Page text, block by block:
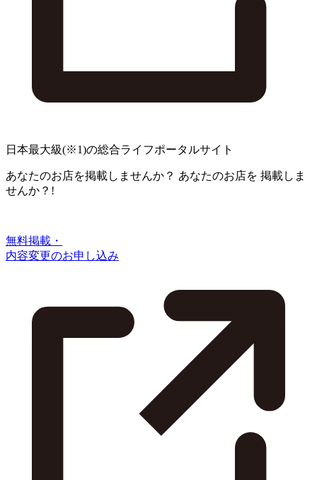
日本最大級(※1)の総合ライフポータルサイト
あなたのお店を掲載しませんか？ あなたのお店を 掲載しま
せんか？!
無料掲載・
内容変更のお申し込み